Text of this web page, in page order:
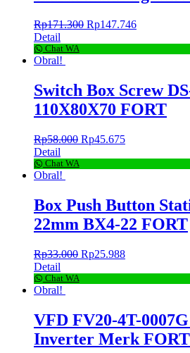
Rp171.300 Rp147.746
Detail
Chat WA
Obral!
Switch Box Screw
110X80X70 FORT
Rp58.000 Rp45.675
Detail
Chat WA
Obral!
Box Push Button
22mm BX4-22 FORT
Rp33.000 Rp25.988
Detail
Chat WA
Obral!
VFD FV20-4T-
Inverter Merk